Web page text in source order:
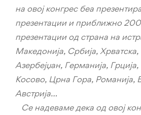
на овој конгрес беа
презентации и приближно
презентации од страна на
Македонија, Србија,
Азербејџан, Германија, Грција,
Косово, Црна Гора, Романија,
Австрија…
Се надеваме дека од овој